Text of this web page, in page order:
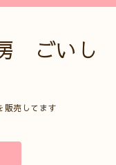
ごいし
販売してます